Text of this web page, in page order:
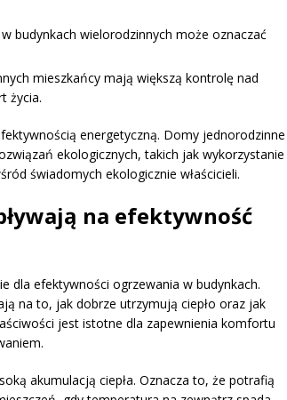
budynkach wielorodzinnych może oznaczać
mieszkańcy mają większą kontrolę nad
życia.
energetyczną. Domy jednorodzinne
ekologicznych, takich jak wykorzystanie
świadomych ekologicznie właścicieli.
na efektywność
dla efektywności ogrzewania w budynkach.
na to, jak dobrze utrzymują ciepło oraz jak
jest istotne dla zapewnienia komfortu
akumulacją ciepła. Oznacza to, że potrafią